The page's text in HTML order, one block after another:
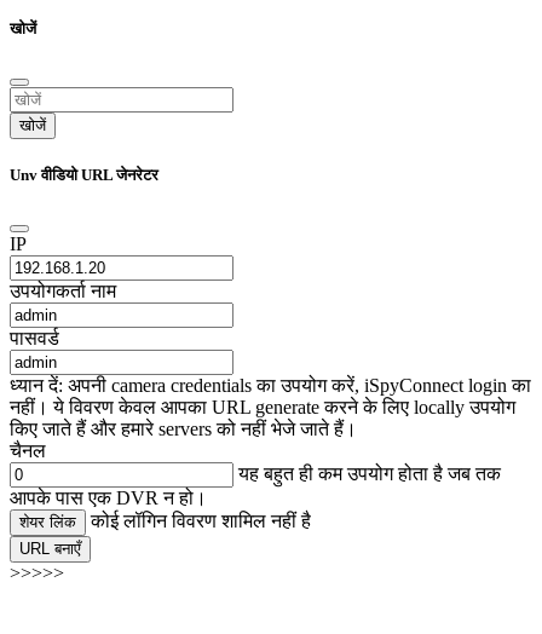
खोजें
खोजें
Unv वीडियो URL जेनरेटर
IP
उपयोगकर्ता नाम
पासवर्ड
ध्यान दें: अपनी camera credentials का उपयोग करें, iSpyConnect login का
नहीं। ये विवरण केवल आपका URL generate करने के लिए locally उपयोग
किए जाते हैं और हमारे servers को नहीं भेजे जाते हैं।
चैनल
यह बहुत ही कम उपयोग होता है जब तक
आपके पास एक DVR न हो।
शेयर लिंक कोई लॉगिन विवरण शामिल नहीं है
URL बनाएँ
>>>>>